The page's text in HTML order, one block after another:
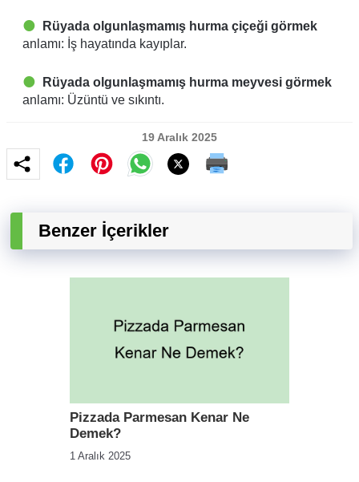
Rüyada olgunlaşmamış hurma çiçeği görmek
anlamı: İş hayatında kayıplar.
Rüyada olgunlaşmamış hurma meyvesi görmek
anlamı: Üzüntü ve sıkıntı.
19 Aralık 2025
Benzer İçerikler
Pizzada Parmesan Kenar Ne
Demek?
1 Aralık 2025